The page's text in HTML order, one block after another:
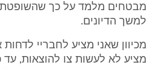
מבטחים מלמד על כך
למשך הדיונים.
מכיוון שאני מציע לחבריי
מציע לא לעשות צו להוצאות,